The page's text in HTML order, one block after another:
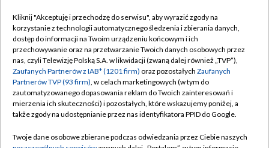
TVP
Abonament TVP
Emisja w TVP
Centrum informacji TVP
Naziemna Telewizja Cyfrowa
Regulamin TVP
Polityka prywatności
Moje zgody
Pomoc
Kliknij "Akceptuję i przechodzę do serwisu", aby wyrazić zgody na
korzystanie z technologii automatycznego śledzenia i zbierania danych,
dostęp do informacji na Twoim urządzeniu końcowym i ich
przechowywanie oraz na przetwarzanie Twoich danych osobowych przez
nas, czyli Telewizję Polską S.A. w likwidacji (zwaną dalej również „TVP”),
Zaufanych Partnerów z IAB* (1201 firm) oraz pozostałych Zaufanych
Partnerów TVP (93 firm), w celach marketingowych (w tym do
zautomatyzowanego dopasowania reklam do Twoich zainteresowań i
mierzenia ich skuteczności) i pozostałych, które wskazujemy poniżej, a
także zgody na udostępnianie przez nas identyfikatora PPID do Google.
Twoje dane osobowe zbierane podczas odwiedzania przez Ciebie naszych